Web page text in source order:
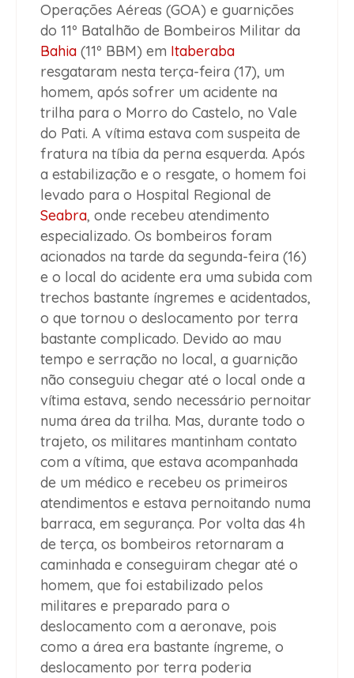
Operações Aéreas (GOA) e guarnições
do 11º Batalhão de Bombeiros Militar da
Bahia (11º BBM) em Itaberaba
resgataram nesta terça-feira (17), um
homem, após sofrer um acidente na
trilha para o Morro do Castelo, no Vale
do Pati. A vítima estava com suspeita de
fratura na tíbia da perna esquerda. Após
a estabilização e o resgate, o homem foi
levado para o Hospital Regional de
Seabra, onde recebeu atendimento
especializado. Os bombeiros foram
acionados na tarde da segunda-feira (16)
e o local do acidente era uma subida com
trechos bastante íngremes e acidentados,
o que tornou o deslocamento por terra
bastante complicado. Devido ao mau
tempo e serração no local, a guarnição
não conseguiu chegar até o local onde a
vítima estava, sendo necessário pernoitar
numa área da trilha. Mas, durante todo o
trajeto, os militares mantinham contato
com a vítima, que estava acompanhada
de um médico e recebeu os primeiros
atendimentos e estava pernoitando numa
barraca, em segurança. Por volta das 4h
de terça, os bombeiros retornaram a
caminhada e conseguiram chegar até o
homem, que foi estabilizado pelos
militares e preparado para o
deslocamento com a aeronave, pois
como a área era bastante íngreme, o
deslocamento por terra poderia